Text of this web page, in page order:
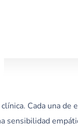
Cada una
sensibilidad